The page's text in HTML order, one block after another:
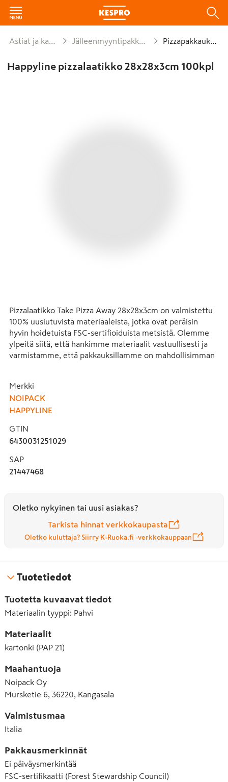
Astiat ja kattaus Jälleenmyyntipakkaukset Pizzapakkaukset
Happyline pizzalaatikko 28x28x3cm 100kpl
Pizzalaatikko Take Pizza Away 28x28x3cm on valmistettu
100% uusiutuvista materiaaleista, jotka ovat peräisin
hyvin hoidetuista FSC-sertifioiduista metsistä. Olemme
ylpeitä siitä, että hankimme materiaalit vastuullisesti ja
varmistamme, että pakkauksillamme on mahdollisimman
luotettava. Olitpa sitten pieni pizzeria tai suuri ravintola,
FSC-sertifioitu pizzalaatikkomme on täydellinen valinta
kaikille yrityksille, jotka arvostavat sekä laatua että
pizzoille sekä lasten pizzoille. Kierrätä pizzalaatikko
kartongin keräyksessä.
Merkki
NOIPACK
HAPPYLINE
GTIN
6430031251029
SAP
21447468
Oletko nykyinen tai uusi asiakas?
Tarkista hinnat verkkokaupasta
Oletko kuluttaja? Siirry K-Ruoka.fi -verkkokauppaan
Tuotetiedot
Tuotetta kuvaavat tiedot
Materiaalin tyyppi: Pahvi
Materiaalit
kartonki (PAP 21)
Maahantuoja
Noipack Oy
Mursketie 6, 36220, Kangasala
Valmistusmaa
Italia
Pakkausmerkinnät
Ei päiväysmerkintää
FSC-sertifikaatti (Forest Stewardship Council)